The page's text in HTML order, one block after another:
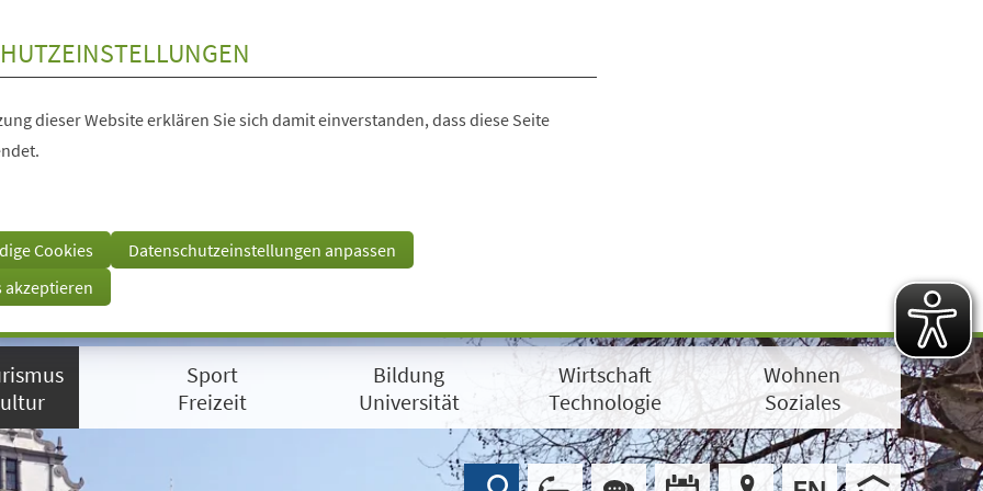
dieser Website erklären Sie sich damit einverstanden, dass diese Seite
Cookies
Datenschutzeinstellungen anpassen
akzeptieren
Sport
Freizeit
Bildung
Universität
Wirtschaft
Technologie
Wohnen
Soziales